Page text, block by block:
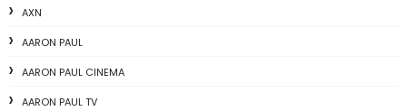
AXN
AARON PAUL
AARON PAUL CINEMA
AARON PAUL TV